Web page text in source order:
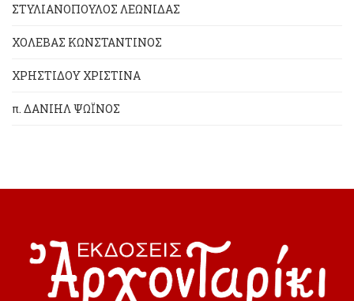
ΣΤΥΛΙΑΝΟΠΟΥΛΟΣ ΛΕΩΝΙΔΑΣ
ΧΟΛΕΒΑΣ ΚΩΝΣΤΑΝΤΙΝΟΣ
ΧΡΗΣΤΙΔΟΥ ΧΡΙΣΤΙΝΑ
π. ΔΑΝΙΗΛ ΨΩΪΝΟΣ